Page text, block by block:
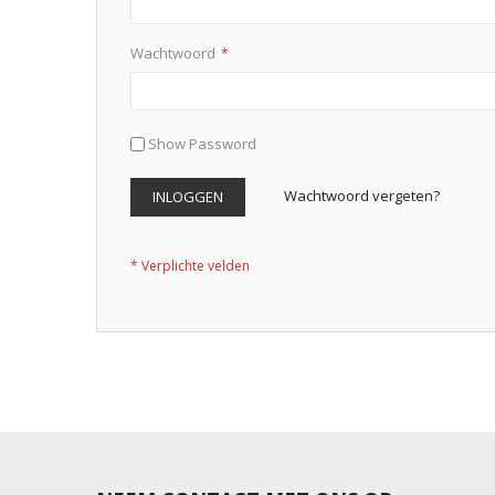
Wachtwoord
Show Password
INLOGGEN Wachtwoord vergeten?